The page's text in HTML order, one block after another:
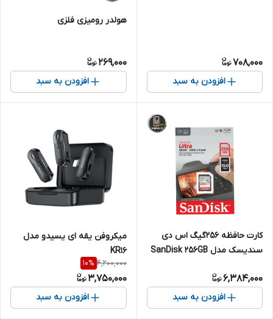
708,000
افزودن به سبد
هولدر رومیزی فلزی
269,000
افزودن به سبد
کارت حافظه ۲۵۶گیگ اس دی
سندیسک مدل SanDisk 256GB
6,384,000
افزودن به سبد
میکروفن یقه ای یسیدو مدل
KR16
4,200,000
10%
3,750,000
افزودن به سبد